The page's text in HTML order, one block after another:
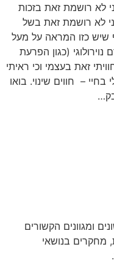
לא רושמת זאת בזכות
לא רושמת זאת בשל
כזו המראה על מעל
נוירולוגי (כגון הפרעת
זאת בעצמי וכי ראיתי
– חווים שינוי. בואו
ומגוונים הקשורים
מחקרים בנושאי